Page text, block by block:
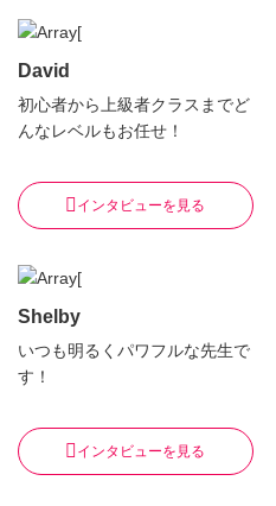
David
初心者から上級者クラスまでど
んなレベルもお任せ！
インタビューを見る
Shelby
いつも明るくパワフルな先生で
す！
インタビューを見る